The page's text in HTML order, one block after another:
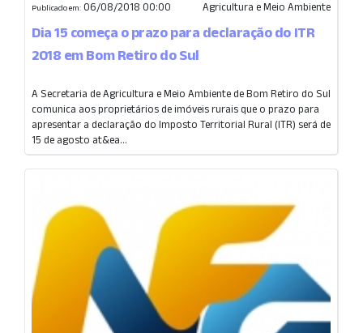
Publicado em: 06/08/2018 00:00 Agricultura e Meio Ambiente
Dia 15 começa o prazo para declaração do ITR
2018 em Bom Retiro do Sul
A Secretaria de Agricultura e Meio Ambiente de Bom Retiro do Sul
comunica aos proprietários de imóveis rurais que o prazo para
apresentar a declaração do Imposto Territorial Rural (ITR) será de
15 de agosto at&ea...